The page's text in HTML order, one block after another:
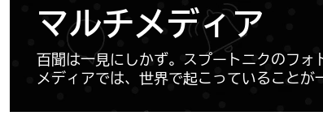
マルチメディア
百聞は一見にしかず。スプートニクのフ
メディアでは、世界で起こっていることが